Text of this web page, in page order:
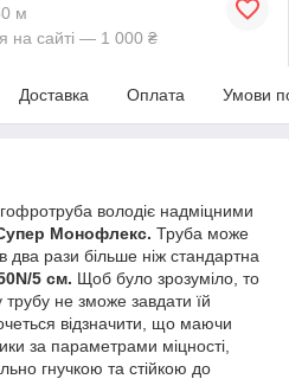
м
на сайті — 1 000 ₴
Доставка Оплата Умови
володіє надміцними
Монофлекс. Труба може
два рази більше ніж стандартна
5 см. Щоб було зрозуміло, то
не зможе завдати їй
відзначити, що маючи
за параметрами міцності,
гнучкою та стійкою до